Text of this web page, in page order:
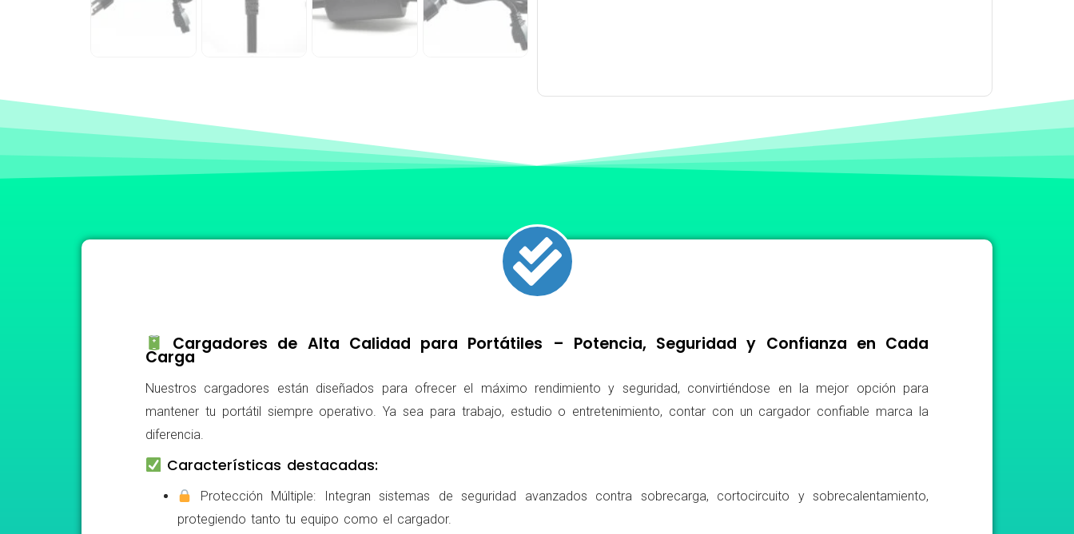
Cargadores de Alta Calidad para Portátiles – Potencia, Seguridad y Confianza en Cada
Carga
Nuestros cargadores están diseñados para ofrecer el máximo rendimiento y seguridad, convirtiéndose en la mejor opción para
mantener tu portátil siempre operativo. Ya sea para trabajo, estudio o entretenimiento, contar con un cargador confiable marca la
diferencia.
Características destacadas:
Protección Múltiple: Integran sistemas de seguridad avanzados contra sobrecarga, cortocircuito y sobrecalentamiento,
protegiendo tanto tu equipo como el cargador.